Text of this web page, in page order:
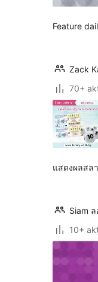
Feature
Zack
70+
แสดงผลสล
Siam ล
10+